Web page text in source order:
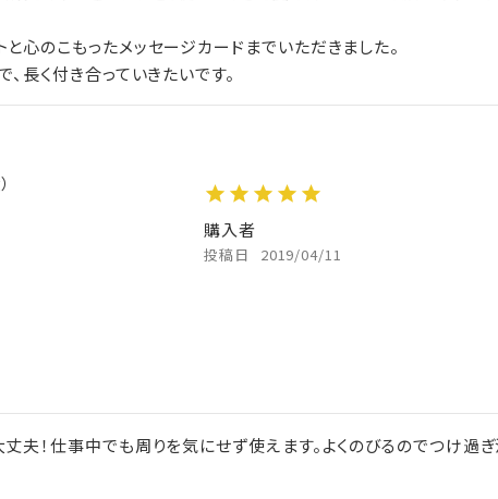
のこもったメッセージカードまでいただきました。
長く付き合っていきたいです。
購入者
投稿日 2019/04/11
夫！仕事中でも周りを気にせず使えます。よくのびるのでつけ過